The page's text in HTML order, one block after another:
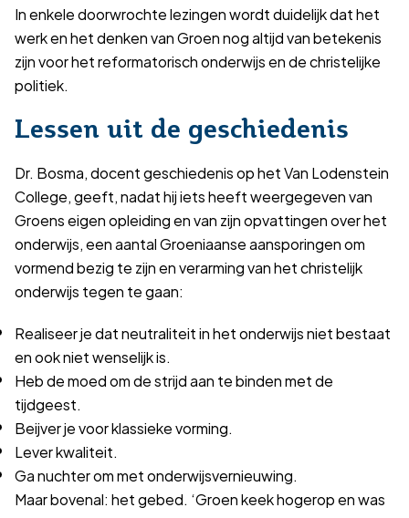
In enkele doorwrochte lezingen wordt duidelijk dat het
werk en het denken van Groen nog altijd van betekenis
zijn voor het reformatorisch onderwijs en de christelijke
politiek.
Lessen uit de geschiedenis
Dr. Bosma, docent geschiedenis op het Van Lodenstein
College, geeft, nadat hij iets heeft weergegeven van
Groens eigen opleiding en van zijn opvattingen over het
onderwijs, een aantal Groeniaanse aansporingen om
vormend bezig te zijn en verarming van het christelijk
onderwijs tegen te gaan:
Realiseer je dat neutraliteit in het onderwijs niet bestaat
en ook niet wenselijk is.
Heb de moed om de strijd aan te binden met de
tijdgeest.
Beijver je voor klassieke vorming.
Lever kwaliteit.
Ga nuchter om met onderwijsvernieuwing.
Maar bovenal: het gebed. ‘Groen keek hogerop en was